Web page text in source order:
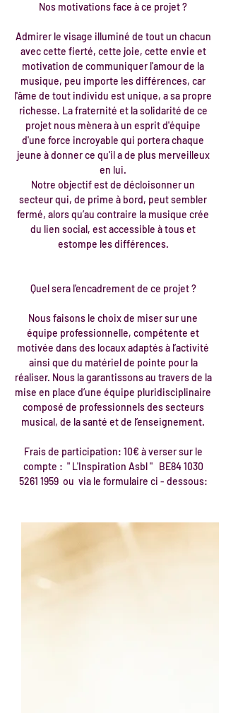
Nos motivations face à ce projet ?
Admirer le visage illuminé de tout un chacun
avec cette fierté, cette joie, cette envie et
motivation de communiquer l'amour de la
musique, peu importe les différences, car
l'âme de tout individu est unique, a sa propre
richesse. La fraternité et la solidarité de ce
projet nous mènera à un esprit d'équipe
d'une force incroyable qui portera chaque
jeune à donner ce qu'il a de plus merveilleux
en lui.
Notre objectif est de décloisonner un
secteur qui, de prime à bord, peut sembler
fermé, alors qu’au contraire la musique crée
du lien social, est accessible à tous et
estompe les différences.
Quel sera l'encadrement de ce projet ?
Nous faisons le choix de miser sur une
équipe professionnelle, compétente et
motivée dans des locaux adaptés à l’activité
ainsi que du matériel de pointe pour la
réaliser. Nous la garantissons au travers de la
mise en place d’une équipe pluridisciplinaire
composé de professionnels des secteurs
musical, de la santé et de l’enseignement.
Frais de participation: 10€ à verser sur le
compte : " L'Inspiration Asbl " BE841030
5261 1959ou via le formulaire ci - dessous: